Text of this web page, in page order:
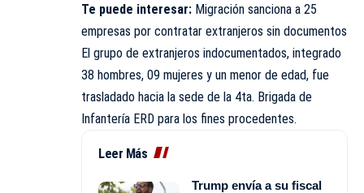
Te puede interesar: Migración sanciona a 25
empresas por contratar extranjeros sin documentos
El grupo de extranjeros indocumentados, integrado
38 hombres, 09 mujeres y un menor de edad, fue
trasladado hacia la sede de la 4ta. Brigada de
Infantería ERD para los fines procedentes.
Leer Más
Trump envía a su fiscal